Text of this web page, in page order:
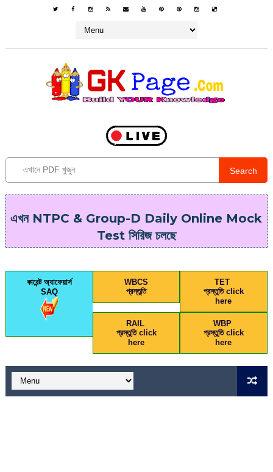
Search
এখন NTPC & Group-D Daily Online Mock
Test সিরিজ চলছে
কারেন্ট অ্যাফেয়ার্স
SAQ
WBCS
প্রস্তুতি
TET
প্রস্তুতি click
here
RAIL
প্রস্তুতি click
here
WBP
প্রস্তুতি click
here